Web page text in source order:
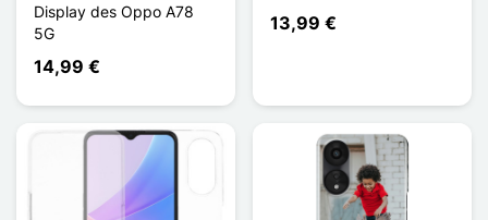
Display des Oppo A78
5G
14,99 €
13,99 €